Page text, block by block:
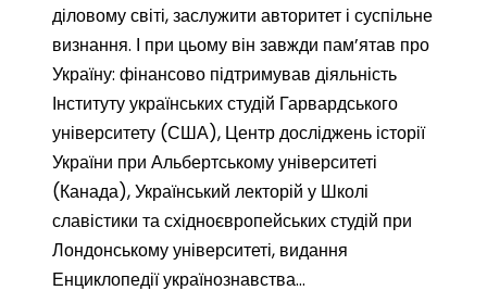
діловому світі, заслужити авторитет і суспільне
визнання. І при цьому він завжди пам’ятав про
Україну: фінансово підтримував діяльність
Інституту українських студій Гарвардського
університету (США), Центр досліджень історії
України при Альбертському університеті
(Канада), Український лекторій у Школі
славістики та східноєвропейських студій при
Лондонському університеті, видання
Енциклопедії українознавства…